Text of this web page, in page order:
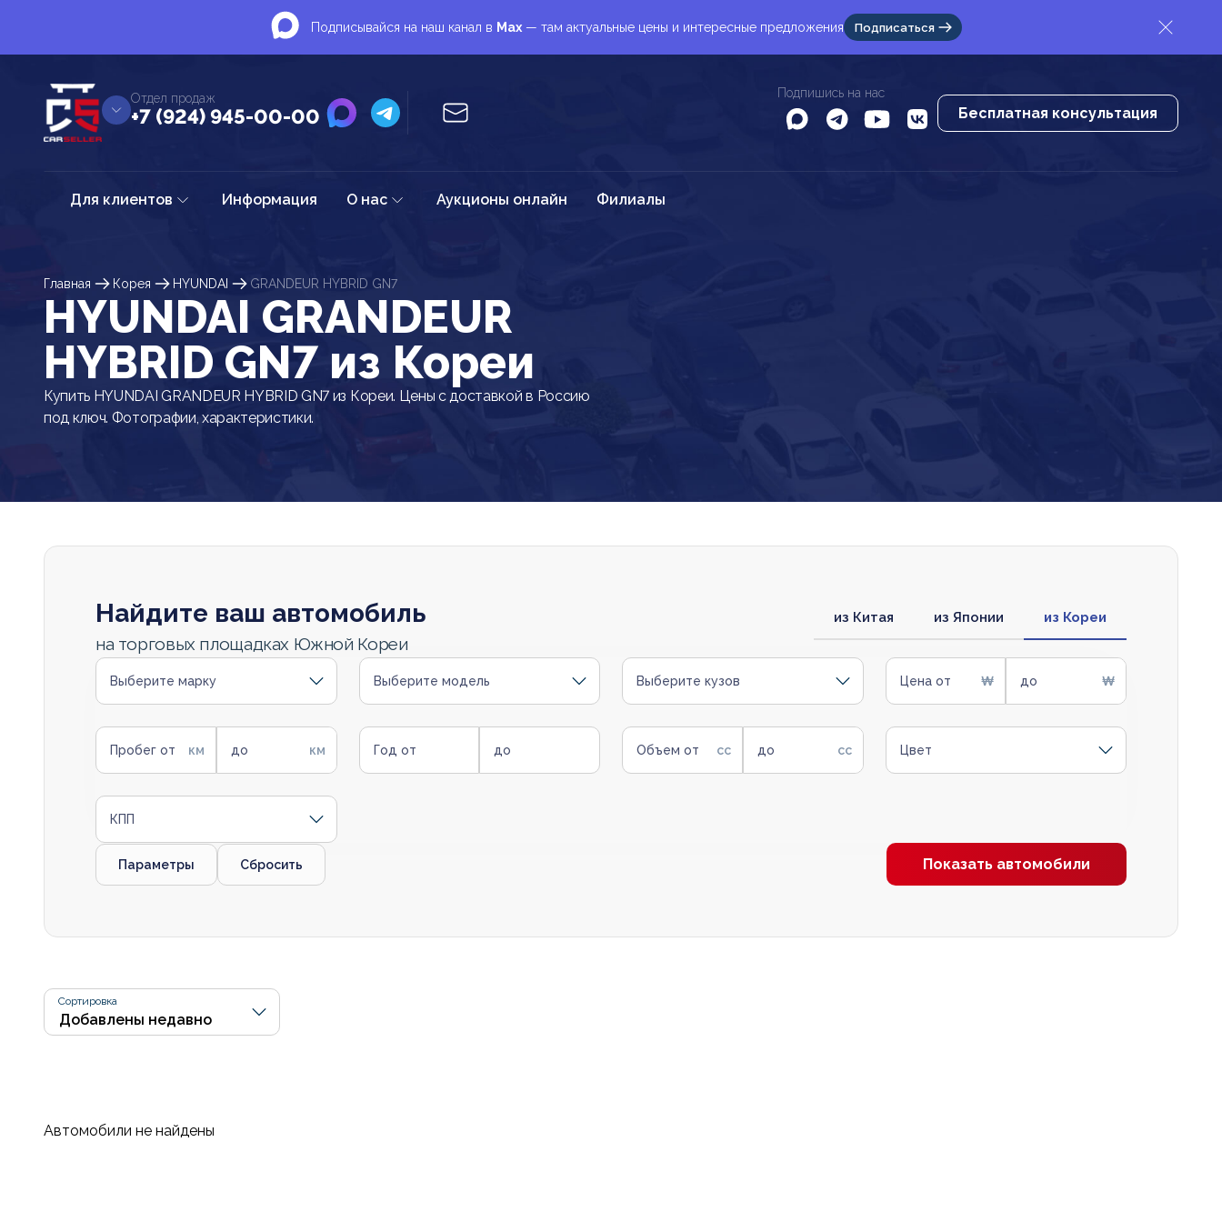
Подписывайся на наш канал в Max — там актуальные цены и интересные предложения Подписаться
Отдел продаж
+7 (924) 945-00-00
Подпишись на нас
Бесплатная консультация
Для клиентов Информация О нас Аукционы онлайн Филиалы
Главная Корея HYUNDAI GRANDEUR HYBRID GN7
HYUNDAI GRANDEUR
HYBRID GN7 из Кореи
Купить HYUNDAI GRANDEUR HYBRID GN7 из Кореи. Цены с доставкой в Россию
под ключ. Фотографии, характеристики.
Найдите ваш автомобиль
на торговых площадках Южной Кореи
из Китая из Японии из Кореи
Выберите марку Выберите модель Выберите кузов Цена от до
Пробег от до Год от до Объем от до Цвет
КПП
Параметры Сбросить Показать автомобили
Сортировка
Автомобили не найдены